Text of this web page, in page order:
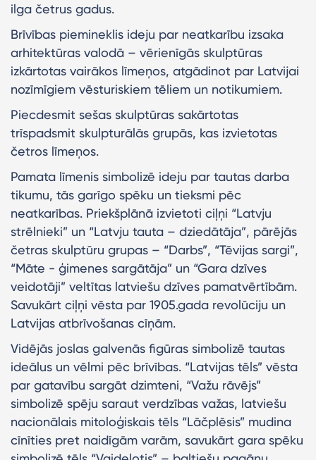
ilga četrus gadus.
Brīvības piemineklis ideju par neatkarību izsaka
arhitektūras valodā – vērienīgās skulptūras
izkārtotas vairākos līmeņos, atgādinot par Latvijai
nozīmīgiem vēsturiskiem tēliem un notikumiem.
Piecdesmit sešas skulptūras sakārtotas
trīspadsmit skulpturālās grupās, kas izvietotas
četros līmeņos.
Pamata līmenis simbolizē ideju par tautas darba
tikumu, tās garīgo spēku un tieksmi pēc
neatkarības. Priekšplānā izvietoti ciļņi “Latvju
strēlnieki” un “Latvju tauta – dziedātāja”, pārējās
četras skulptūru grupas – “Darbs”, “Tēvijas sargi”,
“Māte - ģimenes sargātāja” un “Gara dzīves
veidotāji” veltītas latviešu dzīves pamatvērtībām.
Savukārt ciļņi vēsta par 1905.gada revolūciju un
Latvijas atbrīvošanas cīņām.
Vidējās joslas galvenās figūras simbolizē tautas
ideālus un vēlmi pēc brīvības. “Latvijas tēls” vēsta
par gatavību sargāt dzimteni, “Važu rāvējs”
simbolizē spēju saraut verdzības važas, latviešu
nacionālais mitoloģiskais tēls “Lāčplēsis” mudina
cīnīties pret naidīgām varām, savukārt gara spēku